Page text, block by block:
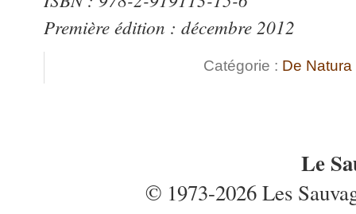
Première édition : décembre 2012
Catégorie : De Natura
Le
© 1973-2026 Les